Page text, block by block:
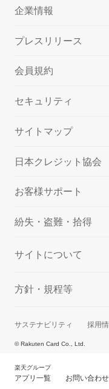
企業情報
プレスリリース
会員規約
セキュリティ
サイトマップ
日本クレジット協会
お客様サポート
紛失・盗難・拾得
サイトについて
方針・規程等
サステナビリティ 採用
© Rakuten Card Co., Ltd.
楽天グループ
アプリ一覧 お問い合わ